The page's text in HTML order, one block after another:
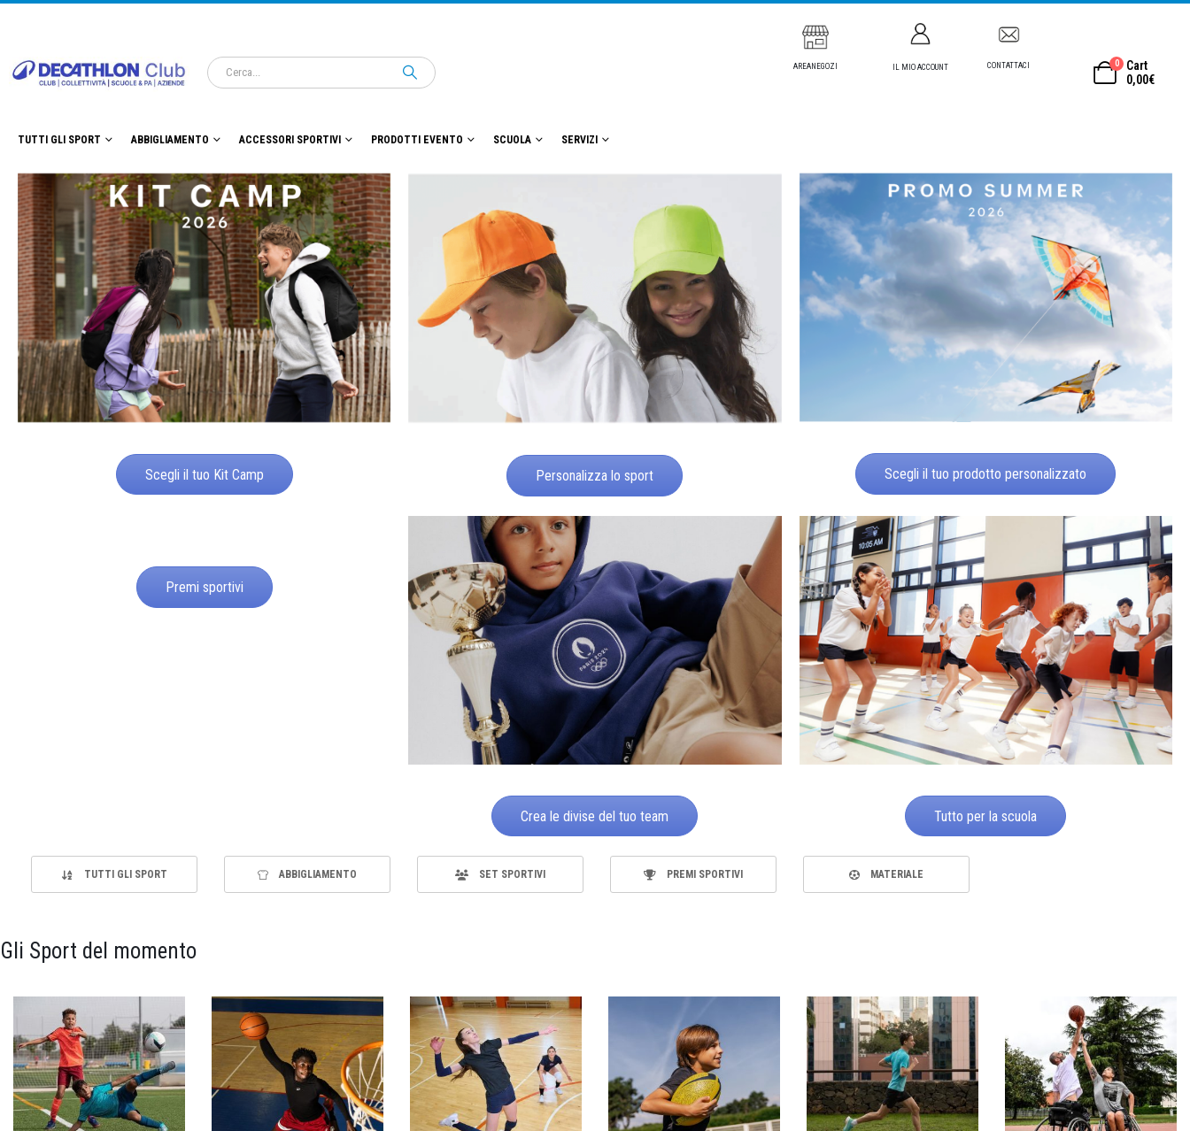
AREANEGOZI IL MIO ACCOUNT CONTATTACI 0
Cart
0,00€
TUTTI GLI SPORT ABBIGLIAMENTO ACCESSORI SPORTIVI PRODOTTI EVENTO SCUOLA SERVIZI
Scegli il tuo Kit Camp Personalizza lo sport Scegli il tuo prodotto personalizzato
Premi sportivi
Crea le divise del tuo team Tutto per la scuola
TUTTI GLI SPORT ABBIGLIAMENTO SET SPORTIVI PREMI SPORTIVI MATERIALE
Gli Sport del momento